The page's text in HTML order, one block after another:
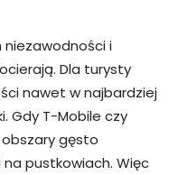
i
Dla turysty
nawet w najbardziej
Gdy T-Mobile czy
gęsto
na pustkowiach. Więc